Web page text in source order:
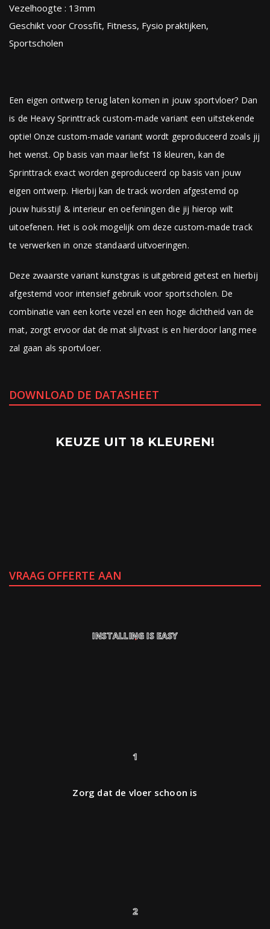
Vezelhoogte : 13mm
Geschikt voor Crossfit, Fitness, Fysio praktijken,
Sportscholen
Een eigen ontwerp terug laten komen in jouw sportvloer? Dan
is de Heavy Sprinttrack custom-made variant een uitstekende
optie! Onze custom-made variant wordt geproduceerd zoals jij
het wenst. Op basis van maar liefst 18 kleuren, kan de
Sprinttrack exact worden geproduceerd op basis van jouw
eigen ontwerp. Hierbij kan de track worden afgestemd op
jouw huisstijl & interieur en oefeningen die jij hierop wilt
uitoefenen. Het is ook mogelijk om deze custom-made track
te verwerken in onze standaard uitvoeringen.
Deze zwaarste variant kunstgras is uitgebreid getest en hierbij
afgestemd voor intensief gebruik voor sportscholen. De
combinatie van een korte vezel en een hoge dichtheid van de
mat, zorgt ervoor dat de mat slijtvast is en hierdoor lang mee
zal gaan als sportvloer.
DOWNLOAD DE DATASHEET
KEUZE UIT 18 KLEUREN!
VRAAG OFFERTE AAN
INSTALLING IS EASY
Zorg dat de vloer schoon is
1
2